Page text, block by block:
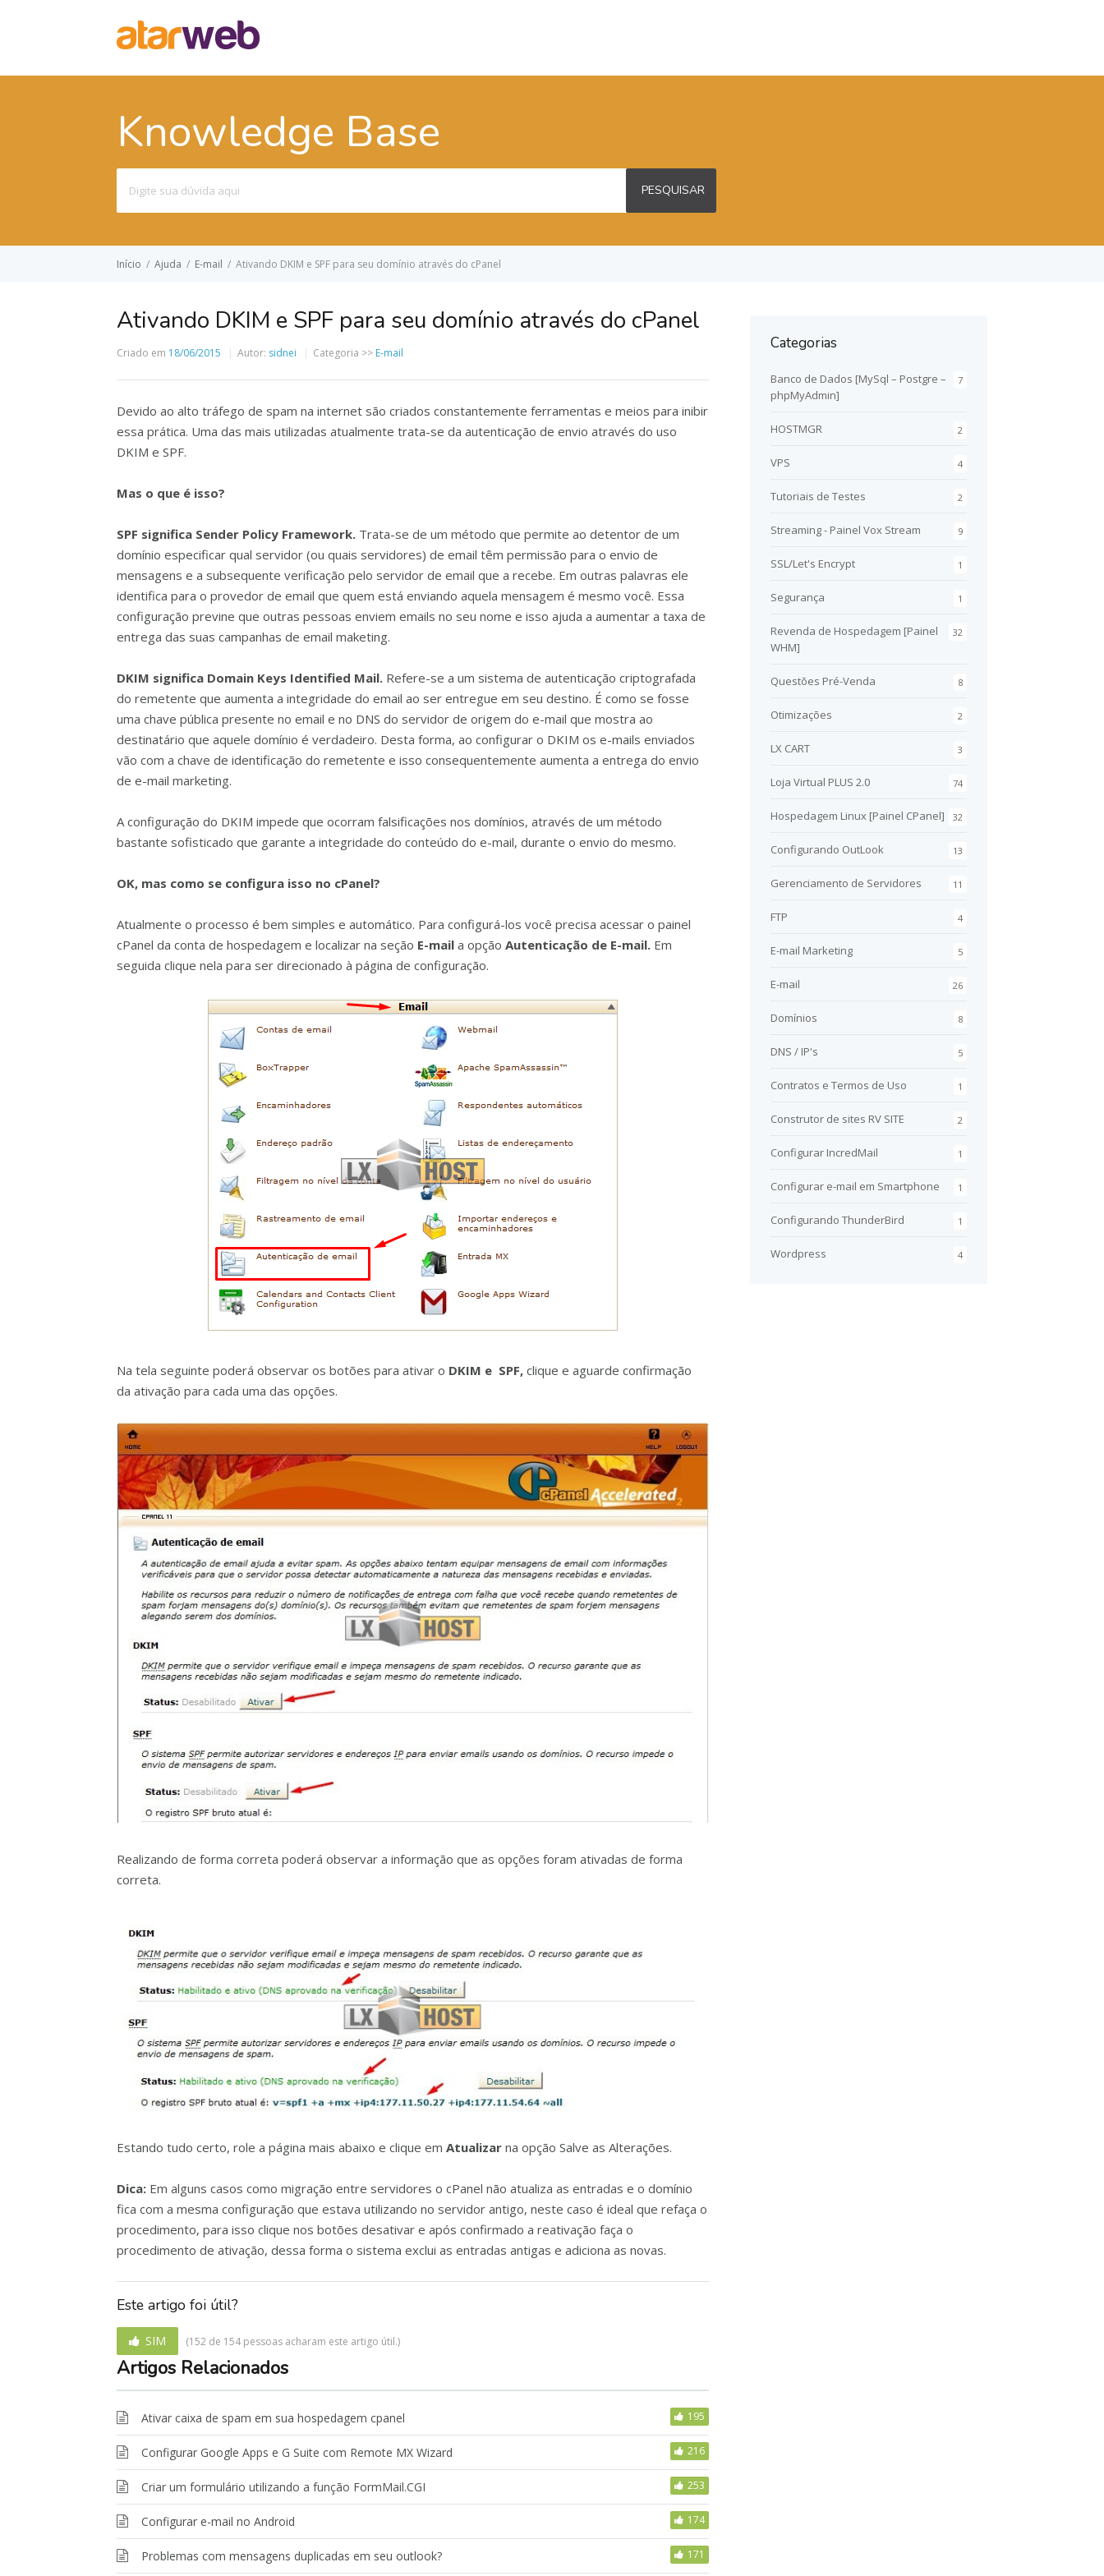
Knowledge Base
por:
PESQUISAR
Início / Ajuda / E-mail / Ativando DKIM e SPF para seu domínio através do cPanel
Ativando DKIM e SPF para seu domínio através do cPanel
Criado em 18/06/2015 Autor: sidnei Categoria >> E-mail
Devido ao alto tráfego de spam na internet são criados constantemente ferramentas e meios para inibir
essa prática. Uma das mais utilizadas atualmente trata-se da autenticação de envio através do uso
DKIM e SPF.
Mas o que é isso?
SPF significa Sender Policy Framework. Trata-se de um método que permite ao detentor de um
domínio especificar qual servidor (ou quais servidores) de email têm permissão para o envio de
mensagens e a subsequente verificação pelo servidor de email que a recebe. Em outras palavras ele
identifica para o provedor de email que quem está enviando aquela mensagem é mesmo você. Essa
configuração previne que outras pessoas enviem emails no seu nome e isso ajuda a aumentar a taxa de
entrega das suas campanhas de email maketing.
DKIM significa Domain Keys Identified Mail. Refere-se a um sistema de autenticação criptografada
do remetente que aumenta a integridade do email ao ser entregue em seu destino. É como se fosse
uma chave pública presente no email e no DNS do servidor de origem do e-mail que mostra ao
destinatário que aquele domínio é verdadeiro. Desta forma, ao configurar o DKIM os e-mails enviados
vão com a chave de identificação do remetente e isso consequentemente aumenta a entrega do envio
de e-mail marketing.
A configuração do DKIM impede que ocorram falsificações nos domínios, através de um método
bastante sofisticado que garante a integridade do conteúdo do e-mail, durante o envio do mesmo.
OK, mas como se configura isso no cPanel?
Atualmente o processo é bem simples e automático. Para configurá-los você precisa acessar o painel
cPanel da conta de hospedagem e localizar na seção E-mail a opção Autenticação de E-mail. Em
seguida clique nela para ser direcionado à página de configuração.
Na tela seguinte poderá observar os botões para ativar o DKIM e SPF, clique e aguarde confirmação
da ativação para cada uma das opções.
Realizando de forma correta poderá observar a informação que as opções foram ativadas de forma
correta.
Estando tudo certo, role a página mais abaixo e clique em Atualizar na opção Salve as Alterações.
Dica: Em alguns casos como migração entre servidores o cPanel não atualiza as entradas e o domínio
fica com a mesma configuração que estava utilizando no servidor antigo, neste caso é ideal que refaça o
procedimento, para isso clique nos botões desativar e após confirmado a reativação faça o
procedimento de ativação, dessa forma o sistema exclui as entradas antigas e adiciona as novas.
Este artigo foi útil?
SIM (152 de 154 pessoas acharam este artigo útil.)
Artigos Relacionados
Ativar caixa de spam em sua hospedagem cpanel 195
Configurar Google Apps e G Suite com Remote MX Wizard 216
Criar um formulário utilizando a função FormMail.CGI 253
Configurar e-mail no Android 174
Problemas com mensagens duplicadas em seu outlook? 171
Categorias
7
Banco de Dados [MySql – Postgre –
phpMyAdmin]
2
HOSTMGR
4
VPS
2
Tutoriais de Testes
9
Streaming - Painel Vox Stream
1
SSL/Let's Encrypt
1
Segurança
32
Revenda de Hospedagem [Painel
WHM]
8
Questões Pré-Venda
2
Otimizações
3
LX CART
74
Loja Virtual PLUS 2.0
32
Hospedagem Linux [Painel CPanel]
13
Configurando OutLook
11
Gerenciamento de Servidores
4
FTP
5
E-mail Marketing
26
E-mail
8
Domínios
5
DNS / IP's
1
Contratos e Termos de Uso
2
Construtor de sites RV SITE
1
Configurar IncredMail
1
Configurar e-mail em Smartphone
1
Configurando ThunderBird
4
Wordpress